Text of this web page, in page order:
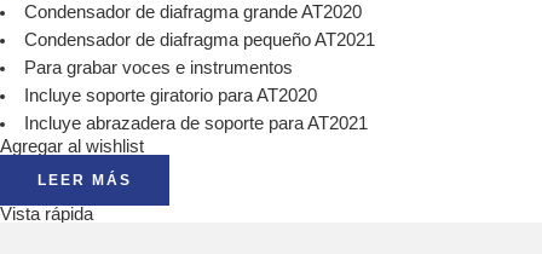
Condensador de diafragma grande AT2020
Condensador de diafragma pequeño AT2021
Para grabar voces e instrumentos
Incluye soporte giratorio para AT2020
Incluye abrazadera de soporte para AT2021
Agregar al wishlist
LEER MÁS
Vista rápida